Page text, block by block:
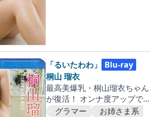
「るいたわわ」
Blu-ray
桐山 瑠衣
最高美爆乳・桐山瑠衣ちゃん
が復活！ オンナ度アップで
愛がぎっしりユッサユサ！！
グラマー
お姉さま系